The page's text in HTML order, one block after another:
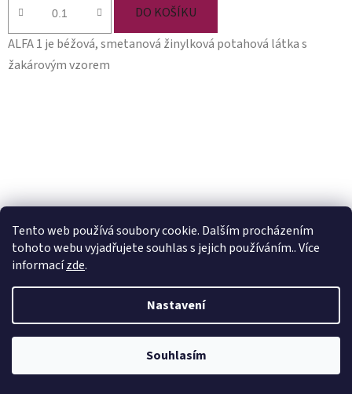
Tento web používá soubory cookie. Dalším procházením
tohoto webu vyjadřujete souhlas s jejich používáním.. Více
informacízde.
Nastavení
Souhlasím
5,0
z
5
hvězdiček.
DO KOŠÍKU
ALFA 1 je béžová, smetanová žinylková potahová látka s
žakárovým vzorem